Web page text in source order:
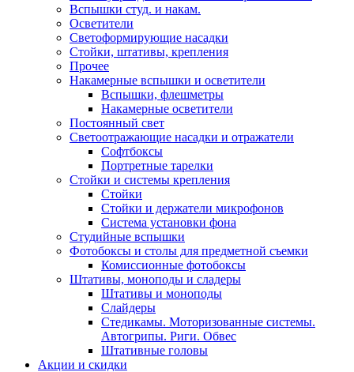
Вспышки студ. и накам.
Осветители
Светоформирующие насадки
Стойки, штативы, крепления
Прочее
Накамерные вспышки и осветители
Вспышки, флешметры
Накамерные осветители
Постоянный свет
Светоотражающие насадки и отражатели
Софтбоксы
Портретные тарелки
Стойки и системы крепления
Стойки
Стойки и держатели микрофонов
Система установки фона
Студийные вспышки
Фотобоксы и столы для предметной съемки
Комиссионные фотобоксы
Штативы, моноподы и сладеры
Штативы и моноподы
Слайдеры
Стедикамы. Моторизованные системы.
Автогрипы. Риги. Обвес
Штативные головы
Акции и скидки